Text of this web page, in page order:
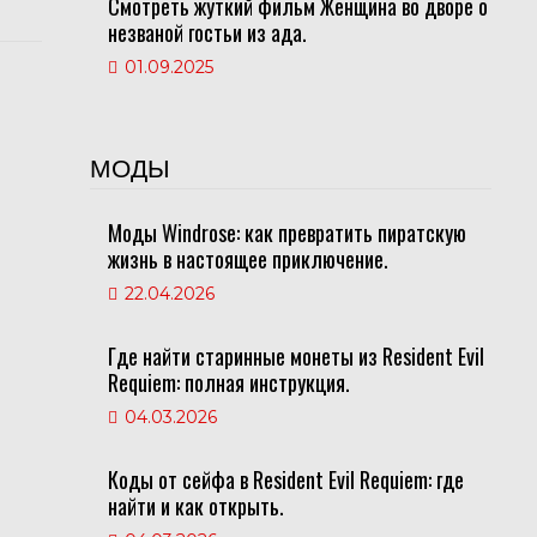
незваной гостьи из ада.
01.09.2025
МОДЫ
Моды Windrose: как превратить пиратскую
жизнь в настоящее приключение.
22.04.2026
Где найти старинные монеты из Resident Evil
Requiem: полная инструкция.
04.03.2026
Коды от сейфа в Resident Evil Requiem: где
найти и как открыть.